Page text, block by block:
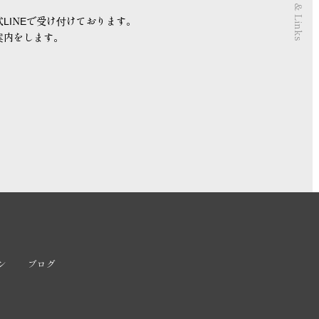
で受け付けております。
をします。
ブログ